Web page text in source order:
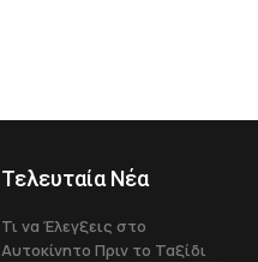
Τελευταία Νέα
Τι να Έλεγξεις στο
Αυτοκίνητο Πριν το Ταξίδι